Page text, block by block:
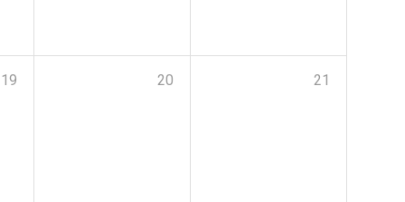
19 20 21